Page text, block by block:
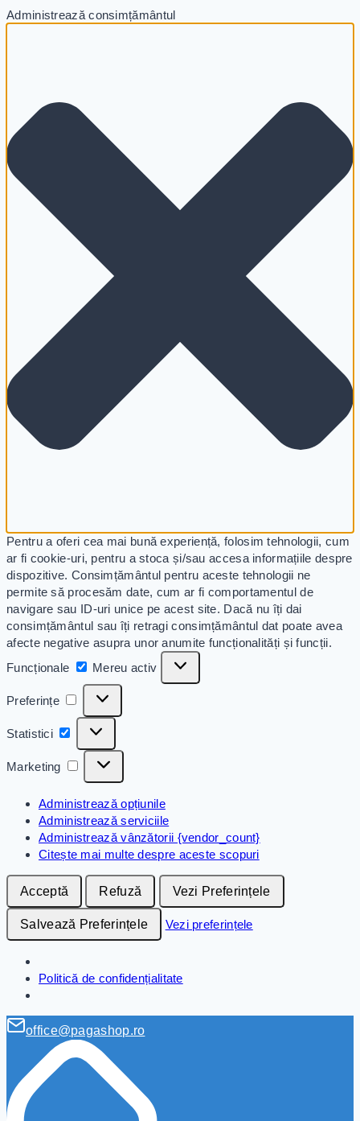
Administrează consimțământul
Pentru a oferi cea mai bună experiență, folosim tehnologii, cum
ar fi cookie-uri, pentru a stoca și/sau accesa informațiile despre
dispozitive. Consimțământul pentru aceste tehnologii ne
permite să procesăm date, cum ar fi comportamentul de
navigare sau ID-uri unice pe acest site. Dacă nu îți dai
consimțământul sau îți retragi consimțământul dat poate avea
afecte negative asupra unor anumite funcționalități și funcții.
Funcționale
Mereu activ
Preferințe
Statistici
Marketing
Administrează opțiunile
Administrează serviciile
Administrează vânzătorii {vendor_count}
Citește mai multe despre aceste scopuri
Acceptă Refuză Vezi Preferințele
Salvează Preferințele Vezi preferințele
Politică de confidențialitate
office@pagashop.ro